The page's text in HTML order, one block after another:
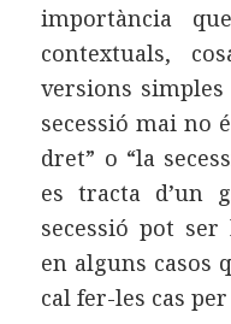
importància
contextuals,
versions
secessió mai no
dret” o “la
es tracta d’un
secessió pot
en alguns casos
cal fer-les cas per